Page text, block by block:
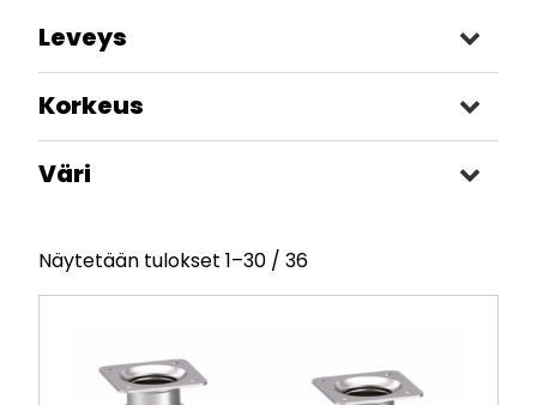
Leveys
Korkeus
Väri
Näytetään tulokset 1–30 / 36